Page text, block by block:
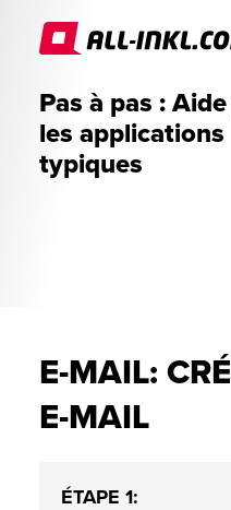
Pas à pas :
les applications
typiques
E-MAIL:
E-MAIL
ÉTAPE 1: